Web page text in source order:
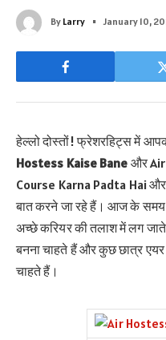
By Larry January 10,
हेल्लो दोस्तों! फ्रेशरहिट्स में
Hostess Kaise Bane और Air
Course Karna Padta Hai और
बात करने जा रहे हैं। आज के समय
अच्छे करियर की तलाश में लग
बनना चाहते हैं और कुछ छात्र
चाहते हैं।